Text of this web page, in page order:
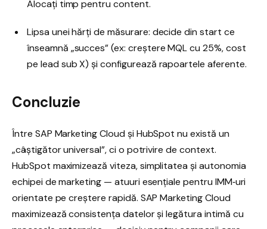
Alocați timp pentru content.
Lipsa unei hărți de măsurare: decide din start ce
înseamnă „succes” (ex: creștere MQL cu 25%, cost
pe lead sub X) și configurează rapoartele aferente.
Concluzie
Între SAP Marketing Cloud și HubSpot nu există un
„câștigător universal”, ci o potrivire de context.
HubSpot maximizează viteza, simplitatea și autonomia
echipei de marketing — atuuri esențiale pentru IMM‑uri
orientate pe creștere rapidă. SAP Marketing Cloud
maximizează consistența datelor și legătura intimă cu